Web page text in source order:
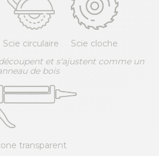
Scie circulaire
Scie cloche
et s'ajustent comme un
de bois
transparent